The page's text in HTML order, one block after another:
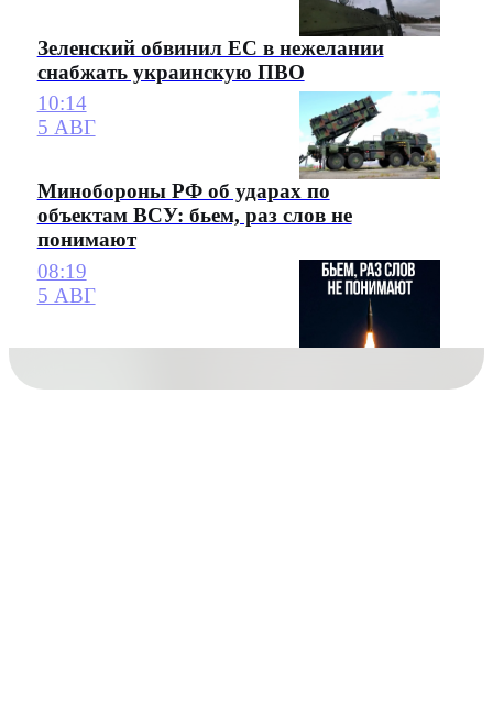
Зеленский обвинил ЕС в нежелании
снабжать украинскую ПВО
10:14
5 АВГ
Минобороны РФ об ударах по
объектам ВСУ: бьем, раз слов не
понимают
08:19
5 АВГ